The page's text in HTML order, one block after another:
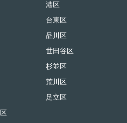
港区
台東区
品川区
世田谷区
杉並区
荒川区
足立区